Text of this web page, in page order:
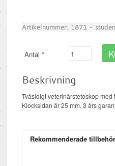
Artikelnummer: 1871 -
Antal
Beskrivning
Tvåsidigt veterinärstetoskop
Klocksidan är 25 mm. 3 års
Rekommenderade tillbehör